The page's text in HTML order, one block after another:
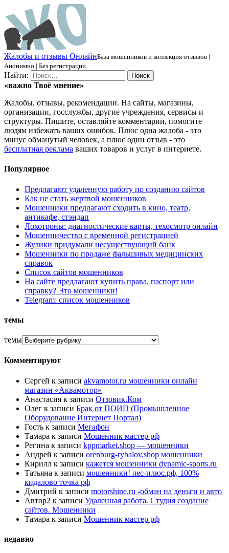
Жалобы и отзывы ОнлайнБаза мошенников и коллекция отзывов |
Анонимно | Без регистрации
Найти:
«важно Твоё мнение»
Жалобы, отзывы, рекомендации. На сайты, магазины,
организации, госслужбы, другие учреждения, сервисы и
структуры. Пишите, оставляйте комментарии, помогите
людям избежать ваших ошибок. Плюс одна жалоба - это
минус обманутый человек, а плюс один отзыв - это
бесплатная реклама ваших товаров и услуг в интернете.
Популярное
Предлагают удаленную работу по созданию сайтов
Как не стать жертвой мошенников
Мошенники предлагают сходить в кино, театр,
антикафе, стэндап
Лохотроны: диагностические карты, техосмотр онлайн
Мошенничество с временной регистрацией
Жулики придумали несуществующий банк
Мошенники по продаже фальшивых медицинских
справок
Список сайтов мошенников
На сайте предлагают купить права, паспорт или
справку? Это мошенники!
Telegram: список мошенников
темы
темы
Комментируют
Сергей к записи akvamotor.ru мошенники онлайн
магазин «Аквамотор»
Анастасия к записи Отзовик.Ком
Олег к записи Брак от ПОИП (Промышленное
Оборудование Интернет Портал)
Гость к записи Мегафон
Тамара к записи Мошенник мастер рф
Регина к записи kppmarket.shop — мошенники
Андрей к записи orenburg-rybalov.shop мошенники
Кирилл к записи кажется мошенники dynamic-sports.ru
Татьяна к записи мошенники! лес-плюс.рф, 100%
кидалово точка рф
Дмитрий к записи motorshine.ru -обман на деньги и авто
Автор2 к записи Удаленная работа. Студия создание
сайтов. Мошенники
Тамара к записи Мошенник мастер рф
недавно